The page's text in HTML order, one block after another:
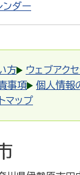
ンダー
方
ウェブアク
事項
個人情報
マップ